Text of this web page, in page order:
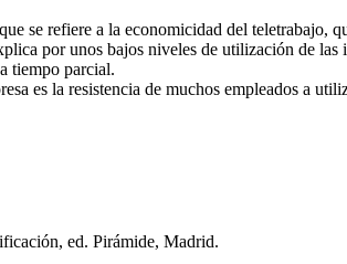
se refiere a la economicidad del teletrabajo,
por unos bajos niveles de utilización de las
tiempo parcial.
es la resistencia de muchos empleados a
ed. Pirámide, Madrid.